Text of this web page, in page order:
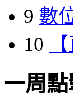
9 數
10
一周